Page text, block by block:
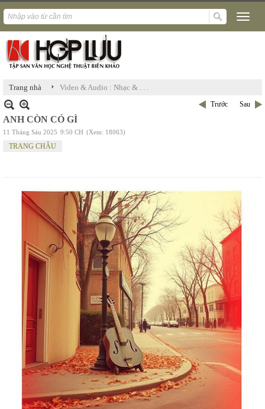
Trang nhà › Video & Audio : Nhạc & . . .
Trước Sau
ANH CÒN CÓ GÌ
11 Tháng Sáu 2025 9:50 CH (Xem: 18063)
TRANG CHÂU